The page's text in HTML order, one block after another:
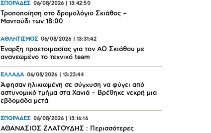
ΣΠΟΡΑΔΕΣ 06/08/2026 13:42:50
Τροποποίηση στο δρομολόγιο Σκιάθος –
Μαντούδι των 18:00
ΑΘΛΗΤΙΣΜΟΣ 06/08/2026 13:31:42
Έναρξη προετοιμασίας για τον ΑΟ Σκιάθου με
ανανεωμένο το τεχνικό team
ΕΛΛΑΔΑ 06/08/2026 13:23:44
Άφησαν ηλικιωμένη σε σύγχυση να φύγει από
αστυνομικό τμήμα στα Χανιά – Βρέθηκε νεκρή μια
εβδομάδα μετά
ΣΠΟΡΑΔΕΣ 06/08/2026 13:16:16
ΑΘΑΝΑΣΙΟΣ ΖΛΑΤΟΥΔΗΣ : Περισσότερες